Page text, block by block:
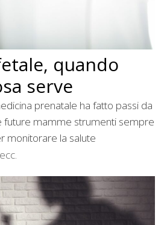
quando
serve
prenatale ha fatto passi da
future mamme strumenti sempre
monitorare la salute